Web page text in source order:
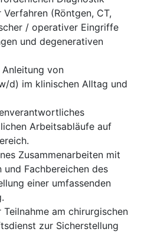
(Röntgen, CT,
/ operativer Eingriffe
und degenerativen
von
d) im klinischen Alltag und
Arbeitsabläufe auf
Zusammenarbeiten mit
und Fachbereichen des
einer umfassenden
am chirurgischen
zur Sicherstellung